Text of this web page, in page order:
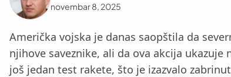
novembar 8, 2025
Američka vojska je danas saopštila da
njihove saveznike, ali da ova akcija
još jedan test rakete, što je izazvalo